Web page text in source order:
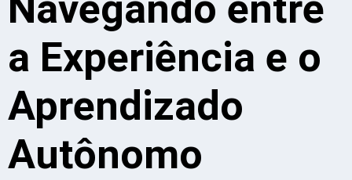
a Experiência e o
Aprendizado
Autônomo